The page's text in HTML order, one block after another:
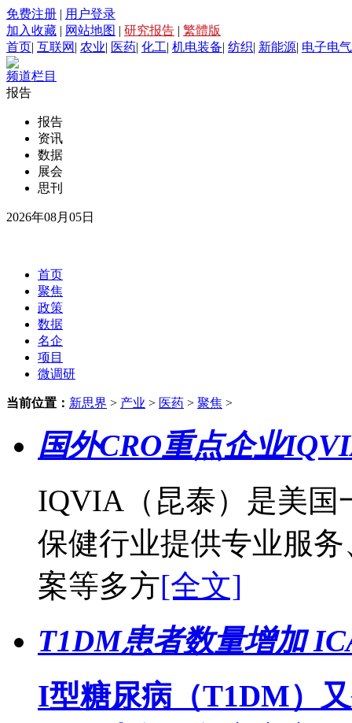
免费注册 | 用户登录
加入收藏 | 网站地图 | 研究报告 | 繁體版
首页| 互联网 | 农业| 医药| 化工| 机电装备| 纺织| 新能源| 电子电气
频道栏目
报告
报告
资讯
数据
展会
思刊
2026年08月05日
首页
聚焦
政策
数据
名企
项目
微调研
当前位置： 新思界 > 产业 > 医药 > 聚焦 >
国外CRO重点企业
IQVIA（昆泰）是美国
保健行业提供专业服
案等多方[全文]
T1DM患者数量增加
I型糖尿病（T1DM）